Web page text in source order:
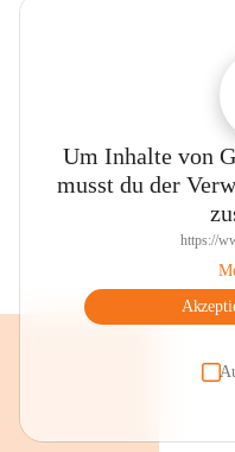
Um Inhalte von
musst du der
https://